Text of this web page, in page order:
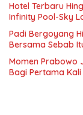
Hotel Terbaru
Infinity Pool-Sky
Padi Bergoyang
Bersama Sebab
Momen Prabowo
Bagi Pertama Kali